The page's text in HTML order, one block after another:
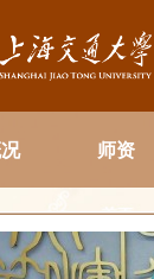
师资